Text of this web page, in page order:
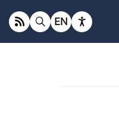
EN